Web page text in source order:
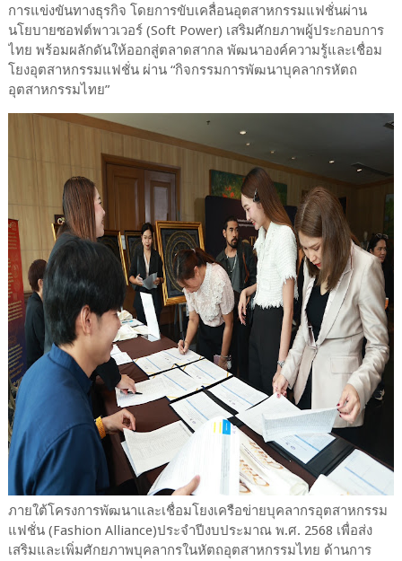
การแข่งขันทางธุรกิจ โดยการขับเคลื่อนอุตสาหกรรมแฟชั่นผ่าน
นโยบายซอฟต์พาวเวอร์ (Soft Power) เสริมศักยภาพผู้ประกอบการ
ไทย พร้อมผลักดันให้ออกสู่ตลาดสากล พัฒนาองค์ความรู้และเชื่อม
โยงอุตสาหกรรมแฟชั่น ผ่าน “กิจกรรมการพัฒนาบุคลากรหัตถ
อุตสาหกรรมไทย”
ภายใต้โครงการพัฒนาและเชื่อมโยงเครือข่ายบุคลากรอุตสาหกรรม
แฟชั่น (Fashion Alliance)ประจำปีงบประมาณ พ.ศ. 2568 เพื่อส่ง
เสริมและเพิ่มศักยภาพบุคลากรในหัตถอุตสาหกรรมไทย ด้านการ